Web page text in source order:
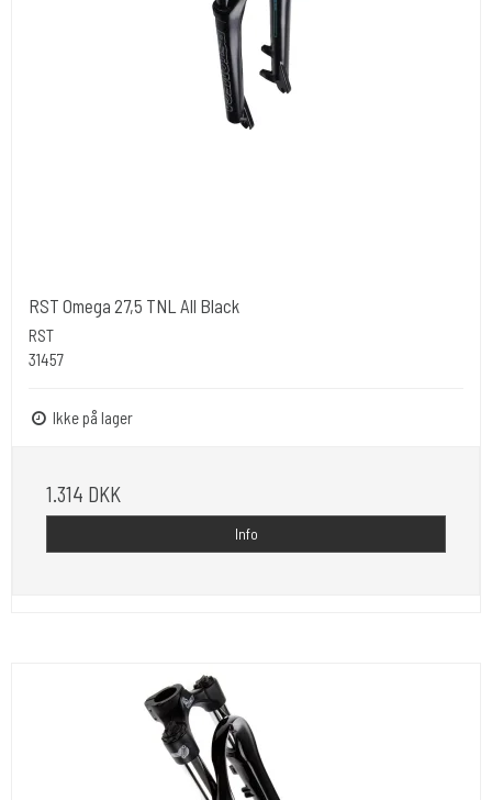
RST Omega 27,5 TNL All Black
RST
31457
Ikke på lager
1.314 DKK
Info